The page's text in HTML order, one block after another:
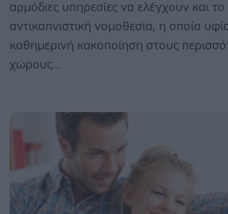
αρμόδιες υπηρεσίες να ελέγχουν και το
αντικαπνιστική νομοθεσία, η οποία
καθημερινή κακοποίηση στους
χώρους...